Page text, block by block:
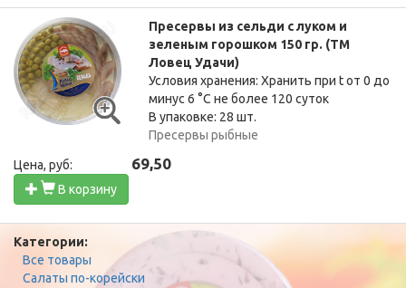
Пресервы из сельди с луком и
зеленым горошком 150 гр. (ТМ
Ловец Удачи)
Условия хранения: Хранить при t от 0 до
минус 6 °C не более 120 суток
В упаковке: 28 шт.
Пресервы рыбные
Цена, руб: 69,50
В корзину
Категории:
Все товары
Салаты по-корейски